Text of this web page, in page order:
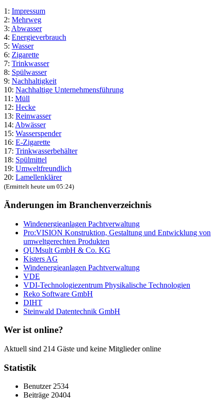
1: Impressum
2: Mehrweg
3: Abwasser
4: Energieverbrauch
5: Wasser
6: Zigarette
7: Trinkwasser
8: Spülwasser
9: Nachhaltigkeit
10: Nachhaltige Unternehmensführung
11: Müll
12: Hecke
13: Reinwasser
14: Abwässer
15: Wasserspender
16: E-Zigarette
17: Trinkwasserbehälter
18: Spülmittel
19: Umweltfreundlich
20: Lamellenklärer
(Ermittelt heute um 05:24)
Änderungen im Branchenverzeichnis
Windenergieanlagen Pachtverwaltung
Pro:VISION Konstruktion, Gestaltung und Entwicklung von
umweltgerechten Produkten
QUMsult GmbH & Co. KG
Kisters AG
Windenergieanlagen Pachtverwaltung
VDE
VDI-Technologiezentrum Physikalische Technologien
Reko Software GmbH
DIHT
Steinwald Datentechnik GmbH
Wer ist online?
Aktuell sind 214 Gäste und keine Mitglieder online
Statistik
Benutzer2534
Beiträge 20404